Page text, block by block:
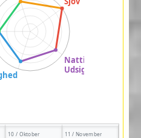
10 / Oktober 11 / November